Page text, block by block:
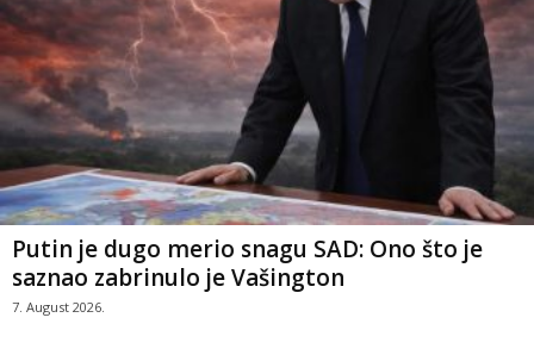
Putin je dugo merio snagu SAD: Ono što je
saznao zabrinulo je Vašington
7. August 2026.